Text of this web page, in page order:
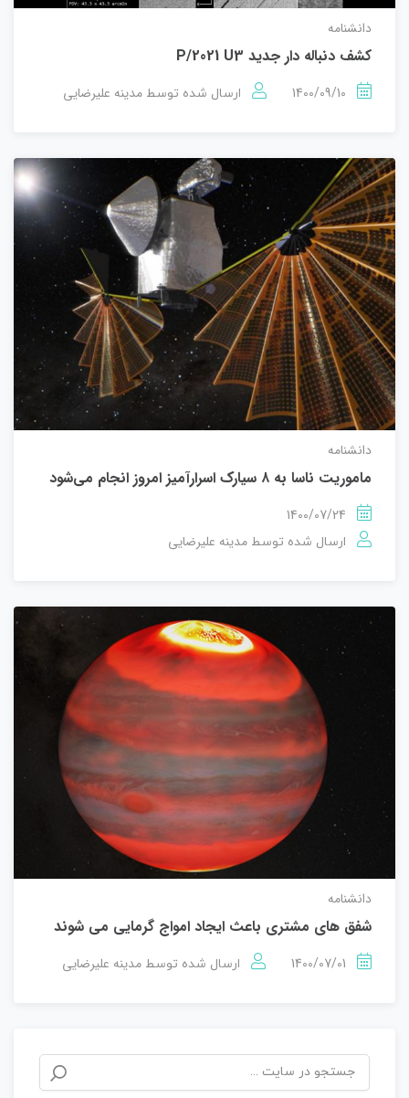
دانشنامه
کشف دنباله دار جدید P/2021 U3
1400/09/10 ارسال شده توسط مدینه علیرضایی
دانشنامه
ماموریت ناسا به ۸ سیارک اسرارآمیز امروز انجام می‌شود
1400/07/24
ارسال شده توسط مدینه علیرضایی
دانشنامه
شفق های مشتری باعث ایجاد امواج گرمایی می شوند
1400/07/01 ارسال شده توسط مدینه علیرضایی